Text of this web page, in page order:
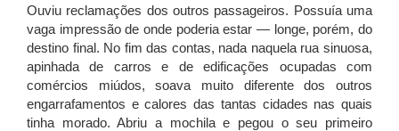
Ouviu reclamações dos outros passageiros. Possuía uma
vaga impressão de onde poderia estar — longe, porém, do
destino final. No fim das contas, nada naquela rua sinuosa,
apinhada de carros e de edificações ocupadas com
comércios miúdos, soava muito diferente dos outros
engarrafamentos e calores das tantas cidades nas quais
tinha morado. Abriu a mochila e pegou o seu primeiro